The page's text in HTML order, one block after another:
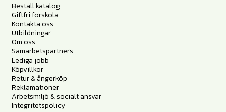
Beställ katalog
Giftfri förskola
Kontakta oss
Utbildningar
Om oss
Samarbetspartners
Lediga jobb
Köpvillkor
Retur & ångerköp
Reklamationer
Arbetsmiljö & socialt ansvar
Integritetspolicy